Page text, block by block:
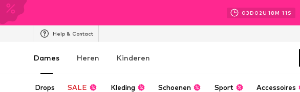
03D 02U 18M 09S
Help & Contact
Dames Heren Kinderen
Drops SALE Kleding Schoenen Sport Accessoires